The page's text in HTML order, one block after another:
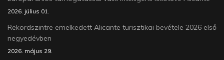
2026. július 01.
Rekordszintre emelkedett Alicante turisztikai bevétele 2026 első
negyedévben
2026. május 29.